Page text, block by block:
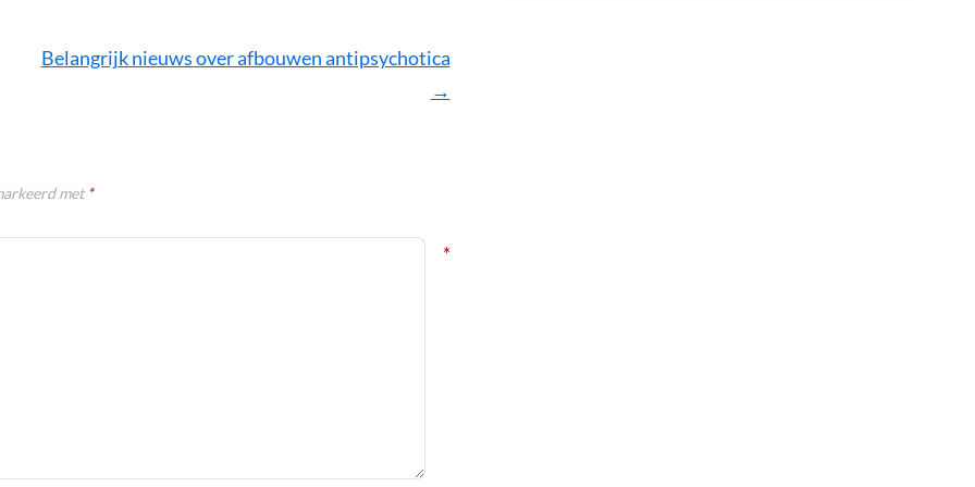
Belangrijk nieuws over afbouwen antipsychotica
→
met*
*